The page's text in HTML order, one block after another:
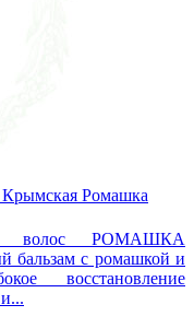
Крымская Ромашка
волос РОМАШКА
с ромашкой и
восстановление